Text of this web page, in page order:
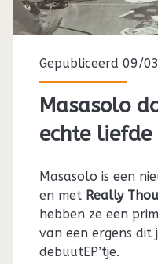
Gepubliceerd 09/
Masasolo
echte liefde
Masasolo is een
en met Really
hebben ze een
van een ergens
debuutEP’tje.